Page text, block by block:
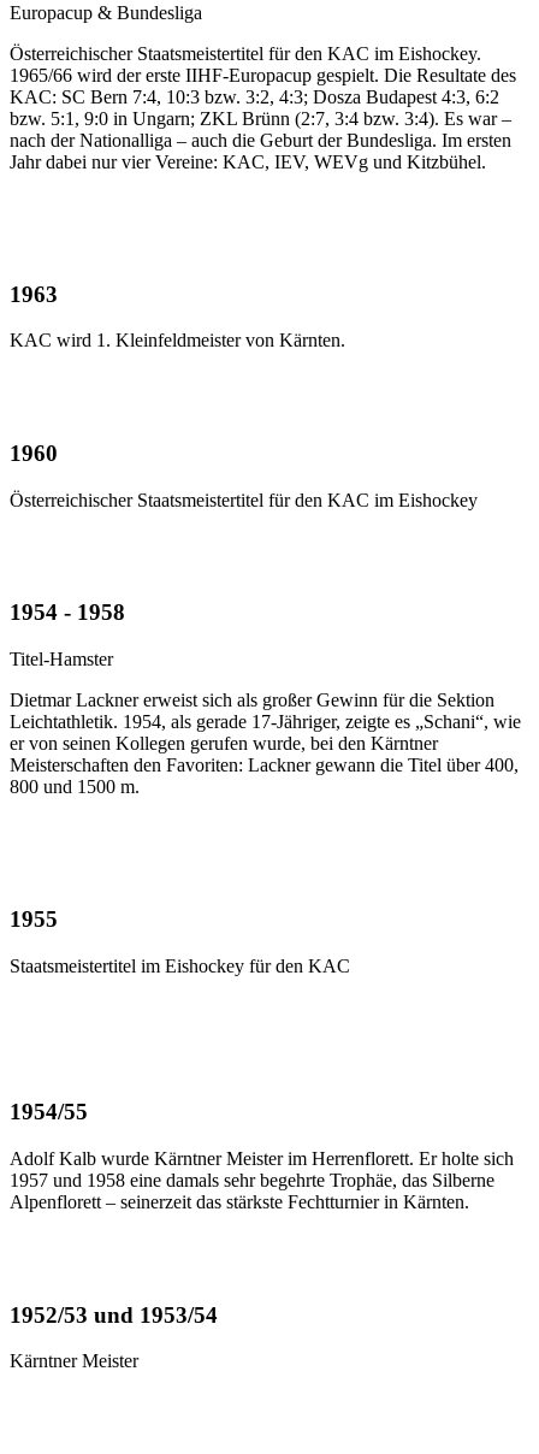
Europacup & Bundesliga
Österreichischer Staatsmeistertitel für den KAC im Eishockey.
1965/66 wird der erste IIHF-Europacup gespielt. Die Resultate des
KAC: SC Bern 7:4, 10:3 bzw. 3:2, 4:3; Dosza Budapest 4:3, 6:2
bzw. 5:1, 9:0 in Ungarn; ZKL Brünn (2:7, 3:4 bzw. 3:4). Es war –
nach der Nationalliga – auch die Geburt der Bundesliga. Im ersten
Jahr dabei nur vier Vereine: KAC, IEV, WEVg und Kitzbühel.
1963
KAC wird 1. Kleinfeldmeister von Kärnten.
1960
Österreichischer Staatsmeistertitel für den KAC im Eishockey
1954 - 1958
Titel-Hamster
Dietmar Lackner erweist sich als großer Gewinn für die Sektion
Leichtathletik. 1954, als gerade 17-Jähriger, zeigte es „Schani“, wie
er von seinen Kollegen gerufen wurde, bei den Kärntner
Meisterschaften den Favoriten: Lackner gewann die Titel über 400,
800 und 1500 m.
1955
Staatsmeistertitel im Eishockey für den KAC
1954/55
Adolf Kalb wurde Kärntner Meister im Herrenflorett. Er holte sich
1957 und 1958 eine damals sehr begehrte Trophäe, das Silberne
Alpenflorett – seinerzeit das stärkste Fechtturnier in Kärnten.
1952/53 und 1953/54
Kärntner Meister